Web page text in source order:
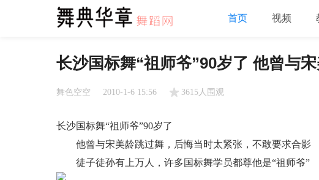
首页 视频
长沙国标舞“祖师爷”90岁了 他曾与
舞色空空 2010-1-6 15:56 3615人围观
长沙国标舞“祖师爷”90岁了
他曾与宋美龄跳过舞，后悔当时太紧张，不敢要求合影
徒子徒孙有上万人，许多国标舞学员都尊他是“祖师爷”